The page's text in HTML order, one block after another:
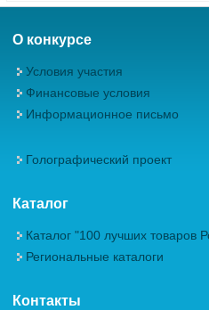
О конкурсе
Условия участия
Финансовые условия
Информационное письмо
Голографический проект
Каталог
Каталог "100 лучших товаров
Региональные каталоги
Контакты